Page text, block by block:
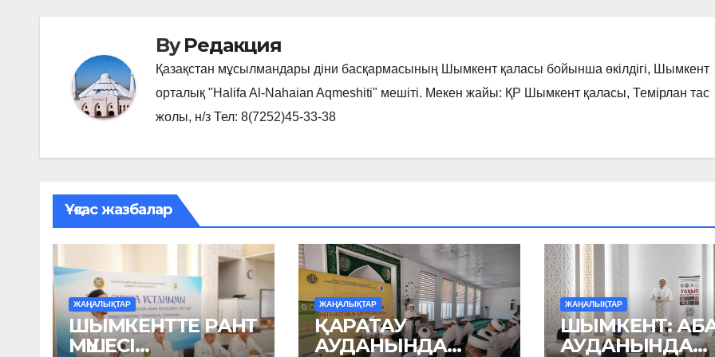
ByРедакция
Қазақстан мұсылмандары діни басқармасының Шымкент қаласы бойынша өкілдігі, Шымкент
орталық "Halifa Al-Nahaian Aqmeshiti" мешіті. Мекен жайы: ҚР Шымкент қаласы, Темірлан тас
жолы, н/з Тел: 8(7252)45-33-38
Ұқсас жазбалар
ЖАҢАЛЫҚТАР
ШЫМКЕНТТЕ РАНТ
МҮШЕСІ
ЖАҢАЛЫҚТАР
ҚАРАТАУ
АУДАНЫНДА
ЖАҢАЛЫҚТАР
ШЫМКЕНТ:
АУДАНЫНДА